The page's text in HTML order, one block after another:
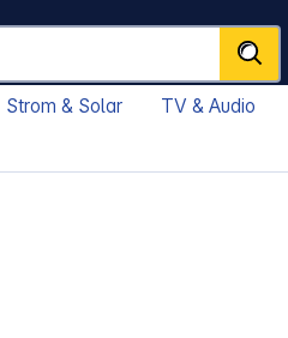
Strom & Solar TV & Audio